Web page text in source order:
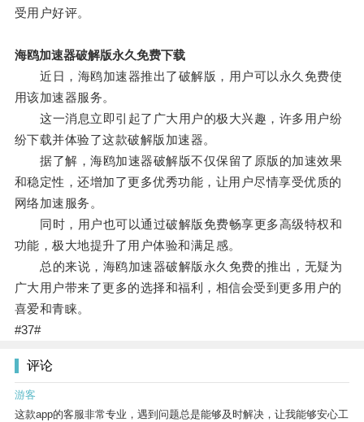
受用户好评。
海鸥加速器破解版永久免费下载
近日，海鸥加速器推出了破解版，用户可以永久免费使
用该加速器服务。
这一消息立即引起了广大用户的极大兴趣，许多用户纷
纷下载并体验了这款破解版加速器。
据了解，海鸥加速器破解版不仅保留了原版的加速效果
和稳定性，还增加了更多优秀功能，让用户尽情享受优质的
网络加速服务。
同时，用户也可以通过破解版免费畅享更多高级特权和
功能，极大地提升了用户体验和满足感。
总的来说，海鸥加速器破解版永久免费的推出，无疑为
广大用户带来了更多的选择和福利，相信会受到更多用户的
喜爱和青睐。
#37#
评论
游客
这款app的客服非常专业，遇到问题总是能够及时解决，让我能够安心工